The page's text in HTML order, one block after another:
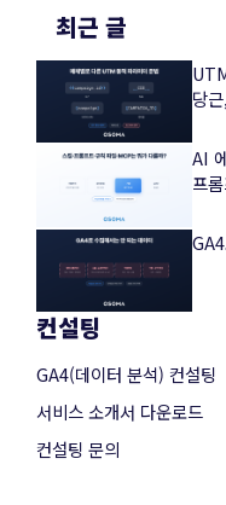
최근 글
당
AI
프
컨설팅
GA4(데이터 분석) 컨설팅
서비스 소개서 다운로드
컨설팅 문의